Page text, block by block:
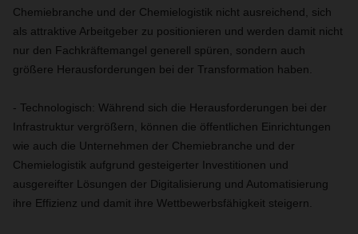
Chemiebranche und der Chemielogistik nicht ausreichend, sich
als attraktive Arbeitgeber zu positionieren und werden damit nicht
nur den Fachkräftemangel generell spüren, sondern auch
größere Herausforderungen bei der Transformation haben.
- Technologisch: Während sich die Herausforderungen bei der
Infrastruktur vergrößern, können die öffentlichen Einrichtungen
wie auch die Unternehmen der Chemiebranche und der
Chemielogistik aufgrund gesteigerter Investitionen und
ausgereifter Lösungen der Digitalisierung und Automatisierung
ihre Effizienz und damit ihre Wettbewerbsfähigkeit steigern.